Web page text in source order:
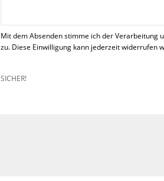
Mit dem Absenden stimme ich der Verarbeitung
zu. Diese Einwilligung kann jederzeit widerrufen
SICHER!